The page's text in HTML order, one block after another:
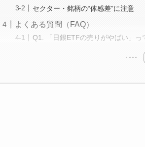
セクター・銘柄の“体感差”に注意
よくある質問（FAQ）
Q1. 「日銀ETFの売りがやばい」っ